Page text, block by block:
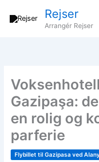
Rejser
Arrangér Rejser
Gazipaşa:
en rolig og
parferie
Flybillet til Gazipasa ved